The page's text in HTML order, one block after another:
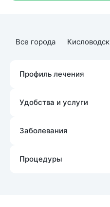
Все города Кисловодск
Профиль лечения
Удобства и услуги
Заболевания
Процедуры